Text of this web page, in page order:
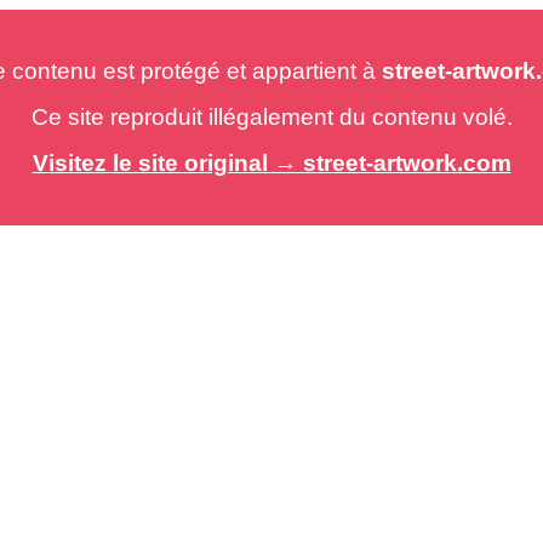
est protégé et appartient à street-
Ce site reproduit illégalement du contenu volé.
Visitez le site original → street-artwork.com